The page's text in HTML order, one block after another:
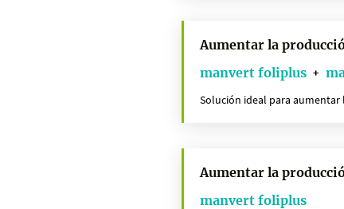
Aumentar la
manvert foliplus +
Solución ideal para
Aumentar la
manvert foliplus